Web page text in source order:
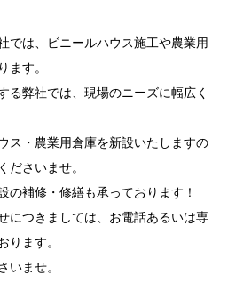
では、ビニールハウス施工や農業用
ます。
る弊社では、現場のニーズに幅広く
ス・農業用倉庫を新設いたしますの
ださいませ。
の補修・修繕も承っております！
につきましては、お電話あるいは専
ります。
いませ。